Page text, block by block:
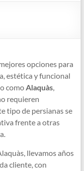
opciones para
estética y funcional
comoAlaquàs,
requieren
tipo de persianas se
frente a otras
llevamos años
cliente, con